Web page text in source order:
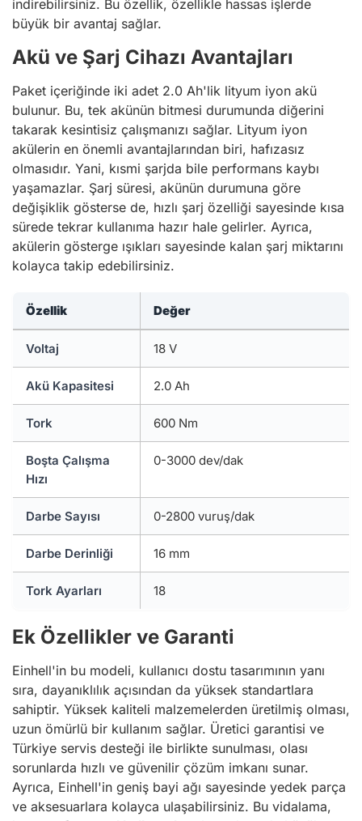
indirebilirsiniz. Bu özellik, özellikle hassas işlerde
büyük bir avantaj sağlar.
Akü ve Şarj Cihazı Avantajları
Paket içeriğinde iki adet 2.0 Ah'lik lityum iyon akü
bulunur. Bu, tek akünün bitmesi durumunda diğerini
takarak kesintisiz çalışmanızı sağlar. Lityum iyon
akülerin en önemli avantajlarından biri, hafızasız
olmasıdır. Yani, kısmi şarjda bile performans kaybı
yaşamazlar. Şarj süresi, akünün durumuna göre
değişiklik gösterse de, hızlı şarj özelliği sayesinde kısa
sürede tekrar kullanıma hazır hale gelirler. Ayrıca,
akülerin gösterge ışıkları sayesinde kalan şarj miktarını
kolayca takip edebilirsiniz.
Özellik Değer
Voltaj 18 V
Akü Kapasitesi 2.0 Ah
Tork 600 Nm
Boşta Çalışma
Hızı
0-3000 dev/dak
Darbe Sayısı 0-2800 vuruş/dak
Darbe Derinliği 16 mm
Tork Ayarları 18
Ek Özellikler ve Garanti
Einhell'in bu modeli, kullanıcı dostu tasarımının yanı
sıra, dayanıklılık açısından da yüksek standartlara
sahiptir. Yüksek kaliteli malzemelerden üretilmiş olması,
uzun ömürlü bir kullanım sağlar. Üretici garantisi ve
Türkiye servis desteği ile birlikte sunulması, olası
sorunlarda hızlı ve güvenilir çözüm imkanı sunar.
Ayrıca, Einhell'in geniş bayi ağı sayesinde yedek parça
ve aksesuarlara kolayca ulaşabilirsiniz. Bu vidalama,